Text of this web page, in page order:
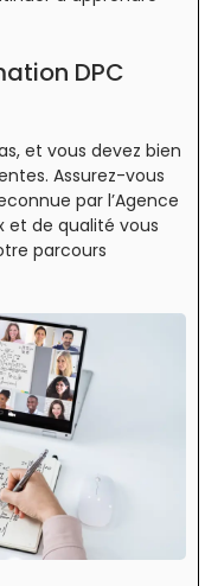
DPC
et vous devez bien
Assurez-vous
par l’Agence
et de qualité vous
parcours